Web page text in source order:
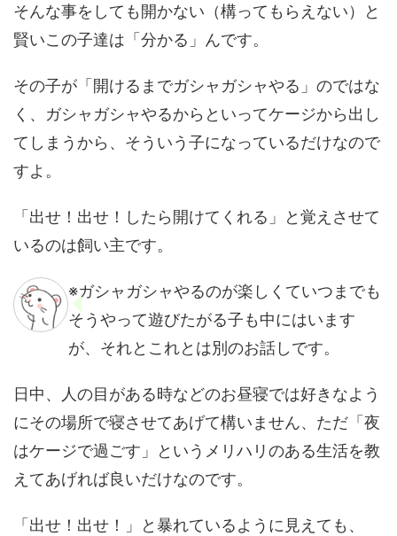
そんな事をしても開かない（構ってもらえない）と
賢いこの子達は「分かる」んです。
その子が「開けるまでガシャガシャやる」のではな
く、ガシャガシャやるからといってケージから出し
てしまうから、そういう子になっているだけなので
すよ。
「出せ！出せ！したら開けてくれる」と覚えさせて
いるのは飼い主です。
※ガシャガシャやるのが楽しくていつまでも
そうやって遊びたがる子も中にはいます
が、それとこれとは別のお話しです。
日中、人の目がある時などのお昼寝では好きなよう
にその場所で寝させてあげて構いません、ただ「夜
はケージで過ごす」というメリハリのある生活を教
えてあげれば良いだけなのです。
「出せ！出せ！」と暴れているように見えても、